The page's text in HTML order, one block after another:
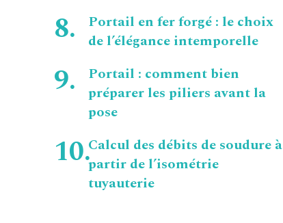
Portail en fer forgé : le choix
de l’élégance intemporelle
Portail : comment bien
préparer les piliers avant la
pose
Calcul des débits de soudure à
partir de l’isométrie
tuyauterie